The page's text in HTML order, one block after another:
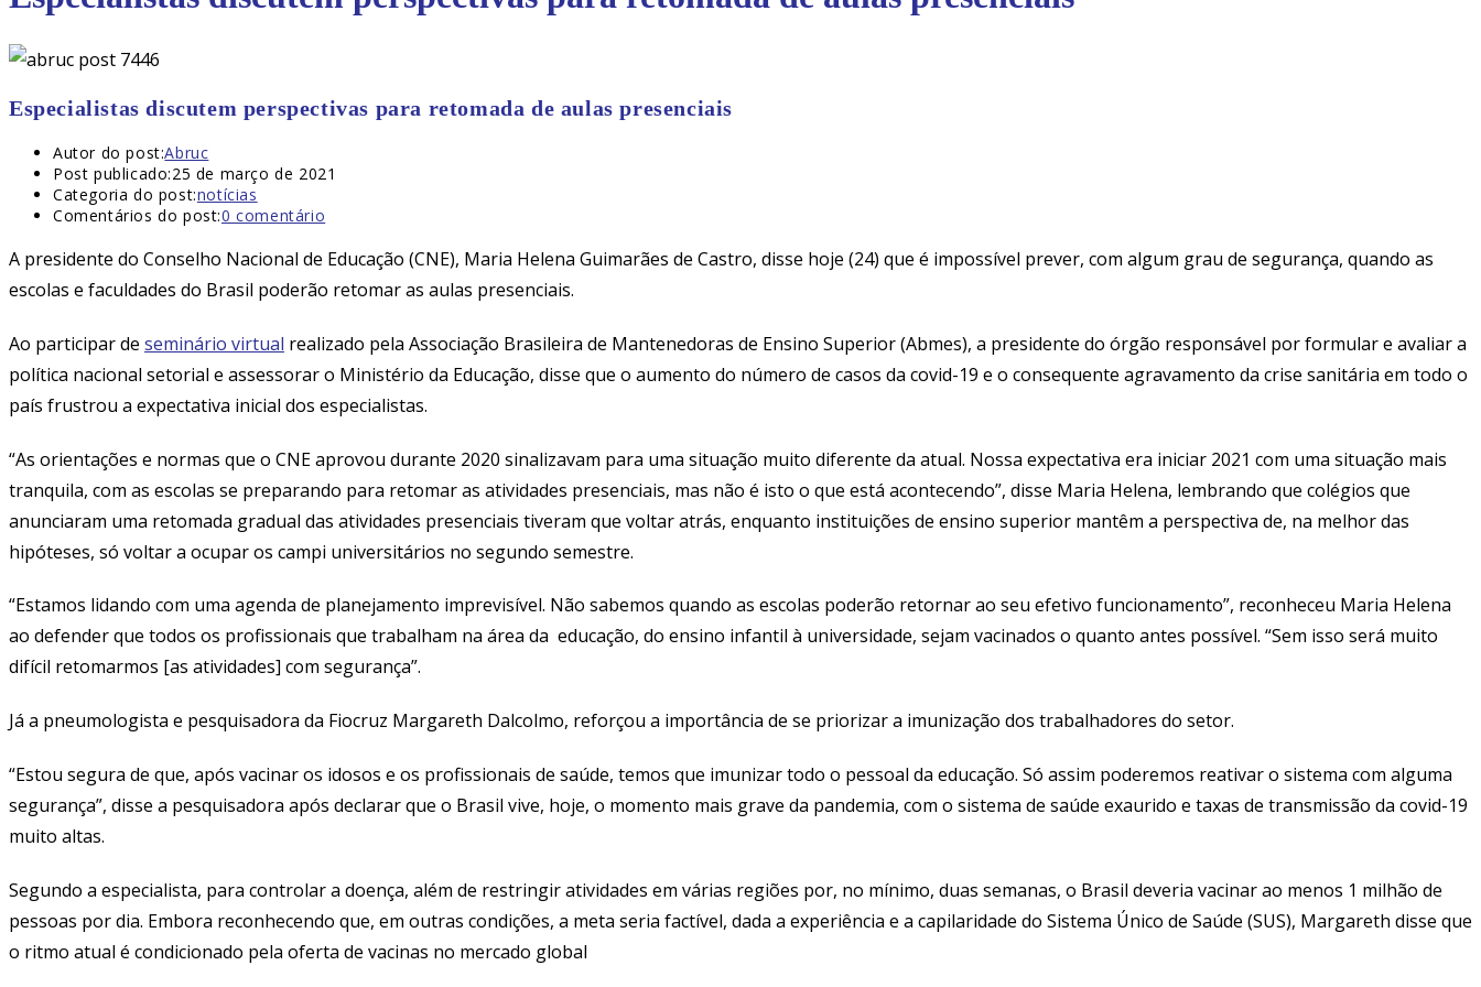
Especialistas discutem perspectivas para retomada de aulas presenciais
Autor do post:Abruc
Post publicado:25 de março de 2021
Categoria do post:notícias
Comentários do post:0 comentário
A presidente do Conselho Nacional de Educação (CNE), Maria Helena Guimarães de Castro, disse hoje (24) que é impossível prever, com algum grau de segurança, quando as
escolas e faculdades do Brasil poderão retomar as aulas presenciais.
Ao participar de seminário virtual realizado pela Associação Brasileira de Mantenedoras de Ensino Superior (Abmes), a presidente do órgão responsável por formular e avaliar a
política nacional setorial e assessorar o Ministério da Educação, disse que o aumento do número de casos da covid-19 e o consequente agravamento da crise sanitária em todo o
país frustrou a expectativa inicial dos especialistas.
“As orientações e normas que o CNE aprovou durante 2020 sinalizavam para uma situação muito diferente da atual. Nossa expectativa era iniciar 2021 com uma situação mais
tranquila, com as escolas se preparando para retomar as atividades presenciais, mas não é isto o que está acontecendo”, disse Maria Helena, lembrando que colégios que
anunciaram uma retomada gradual das atividades presenciais tiveram que voltar atrás, enquanto instituições de ensino superior mantêm a perspectiva de, na melhor das
hipóteses, só voltar a ocupar os campi universitários no segundo semestre.
“Estamos lidando com uma agenda de planejamento imprevisível. Não sabemos quando as escolas poderão retornar ao seu efetivo funcionamento”, reconheceu Maria Helena
ao defender que todos os profissionais que trabalham na área da educação, do ensino infantil à universidade, sejam vacinados o quanto antes possível. “Sem isso será muito
difícil retomarmos [as atividades] com segurança”.
Já a pneumologista e pesquisadora da Fiocruz Margareth Dalcolmo, reforçou a importância de se priorizar a imunização dos trabalhadores do setor.
“Estou segura de que, após vacinar os idosos e os profissionais de saúde, temos que imunizar todo o pessoal da educação. Só assim poderemos reativar o sistema com alguma
segurança”, disse a pesquisadora após declarar que o Brasil vive, hoje, o momento mais grave da pandemia, com o sistema de saúde exaurido e taxas de transmissão da covid-19
muito altas.
Segundo a especialista, para controlar a doença, além de restringir atividades em várias regiões por, no mínimo, duas semanas, o Brasil deveria vacinar ao menos 1 milhão de
pessoas por dia. Embora reconhecendo que, em outras condições, a meta seria factível, dada a experiência e a capilaridade do Sistema Único de Saúde (SUS), Margareth disse que
o ritmo atual é condicionado pela oferta de vacinas no mercado global